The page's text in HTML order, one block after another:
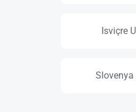
Isviçre
Slovenya